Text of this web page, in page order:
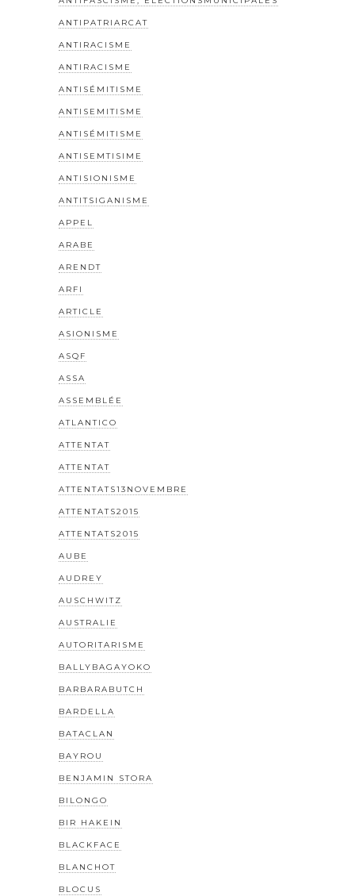
ANTIPATRIARCAT
ANTIRACISME
ANTIRACISME
ANTISÉMITISME
ANTISEMITISME
ANTISÉMITISME
ANTISEMTISIME
ANTISIONISME
ANTITSIGANISME
APPEL
ARABE
ARENDT
ARFI
ARTICLE
ASIONISME
ASQF
ASSA
ASSEMBLÉE
ATLANTICO
ATTENTAT
ATTENTAT
ATTENTATS13NOVEMBRE
ATTENTATS2015
ATTENTATS2015
AUBE
AUDREY
AUSCHWITZ
AUSTRALIE
AUTORITARISME
BALLYBAGAYOKO
BARBARABUTCH
BARDELLA
BATACLAN
BAYROU
BENJAMIN STORA
BILONGO
BIR HAKEIN
BLACKFACE
BLANCHOT
BLOCUS